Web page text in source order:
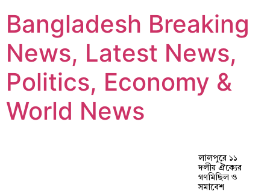
Bangladesh Breaking
News, Latest News,
Politics, Economy &
World News
লালপুরে ১১
দলীয় ঐক্যের
গণমিছিল ও
সমাবেশ